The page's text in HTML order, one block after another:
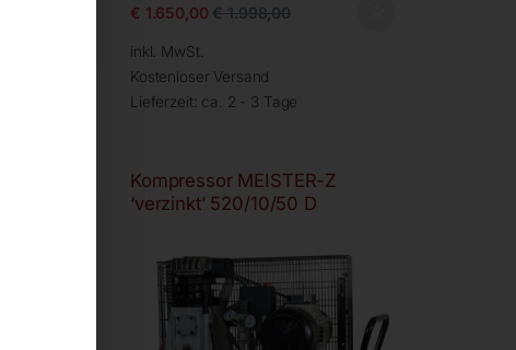
€ 1.650,00 €1.998,00
inkl. MwSt.
Kostenloser Versand
Lieferzeit: ca. 2 - 3 Tage
Kompressor MEISTER-Z
‘verzinkt’ 520/10/50 D